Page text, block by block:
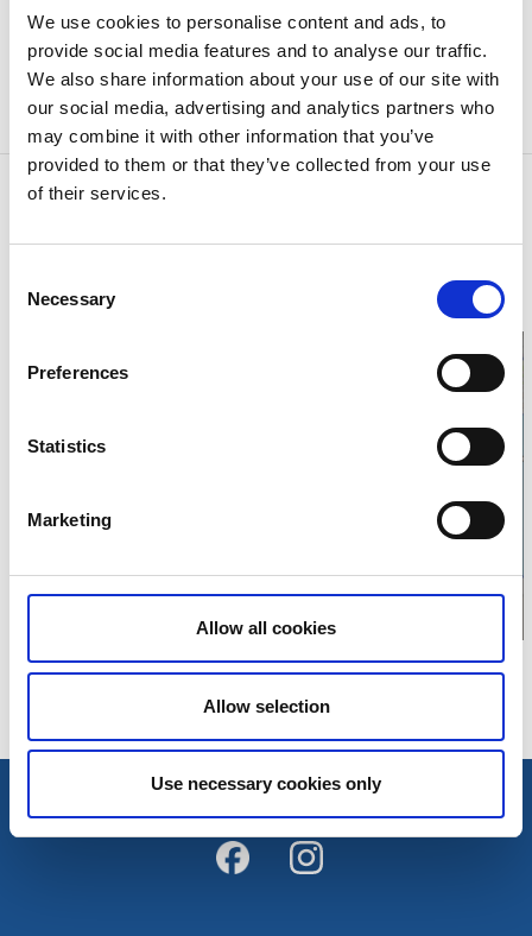
We use cookies to personalise content and ads, to
provide social media features and to analyse our traffic.
We also share information about your use of our site with
our social media, advertising and analytics partners who
may combine it with other information that you’ve
provided to them or that they’ve collected from your use
of their services.
Selection
Necessary
Preferences
Statistics
Marketing
Allow all cookies
Allow selection
Use necessary cookies only
finns fyra grusbanor i naturskön miljö. Du som
vill testa på tennis för första gången eller redan
spelar tennis är välkommen till oss i Marks
tennisklubb.
Kontaktinformation
Rosenmalmsgatan 14
E-post:info@markstk.se